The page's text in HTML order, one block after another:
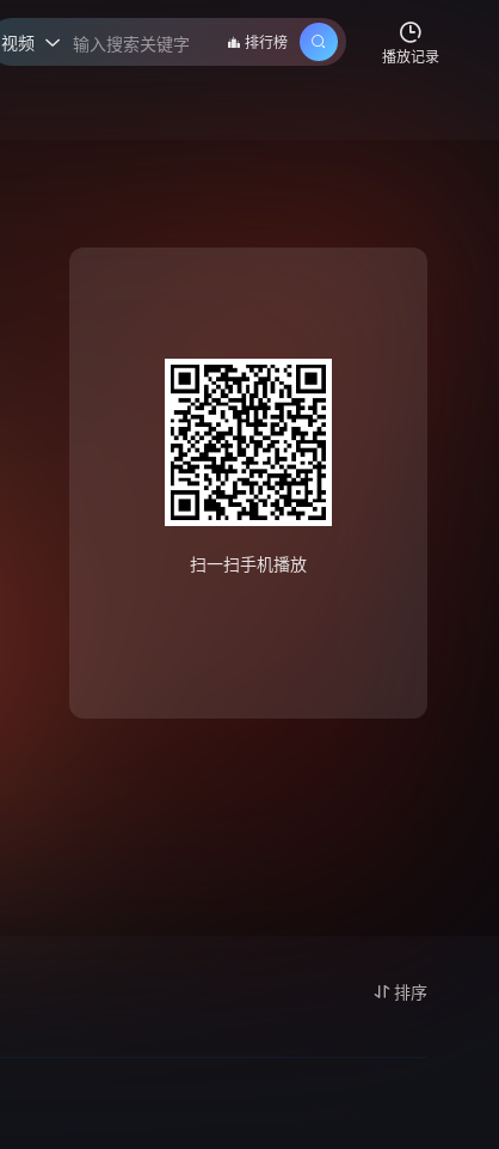
视频 
排行榜
播放记录
扫一扫手机播放
排序